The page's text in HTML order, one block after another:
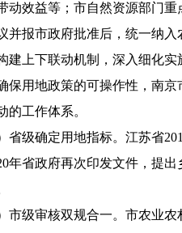
动效益等；市自然资源部门
并报市政府批准后，统一纳入
建上下联动机制，深入细化实
保用地政策的可操作性，南
的工作体系。
省级确定用地指标。 江苏省
年省政府再次印发文件，提
市级审核双规合一。 市农业农